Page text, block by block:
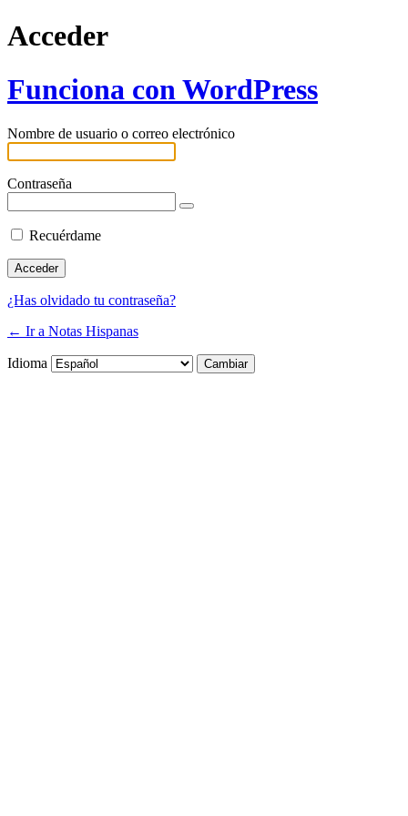
Acceder
Funciona con WordPress
Nombre de usuario o correo electrónico
Contraseña
Recuérdame
¿Has olvidado tu contraseña?
← Ir a Notas Hispanas
Idioma